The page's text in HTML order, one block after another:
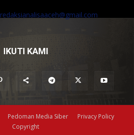
redaksianalisaaceh@gmail.com
IKUTI KAMI
Pedoman Media Siber
Privacy Policy
Copyright